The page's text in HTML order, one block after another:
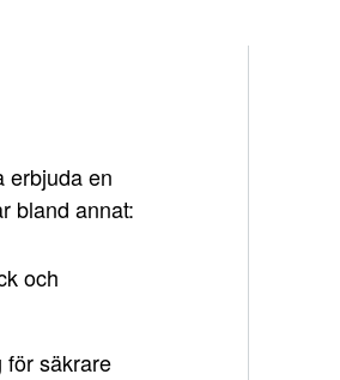
erbjuda en
bland annat:
och
för säkrare